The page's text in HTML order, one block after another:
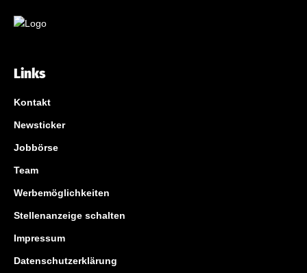
Links
Kontakt
Newsticker
Jobbörse
Team
Werbemöglichkeiten
Stellenanzeige schalten
Impressum
Datenschutzerklärung